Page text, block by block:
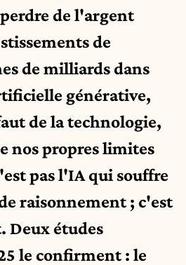
de l'argent
de
de milliards dans
générative,
de la technologie,
nos propres limites
pas l'IA qui souffre
raisonnement ; c'est
Deux études
le confirment : le